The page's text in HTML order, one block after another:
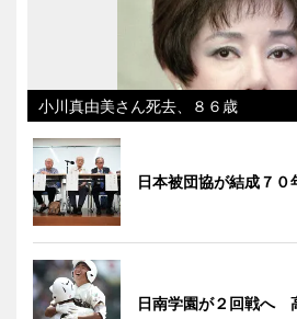
小川真由美さん死去、８６歳
日本被団協が結成７０
日南学園が２回戦へ